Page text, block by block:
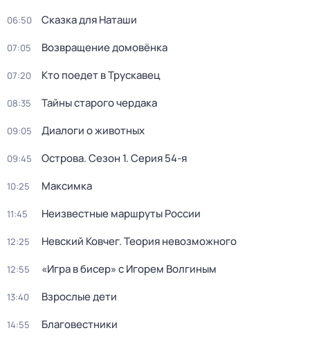
06:50 Сказка для Наташи
07:05 Возвращение домовёнка
07:20 Кто поедет в Трускавец
08:35 Тайны старого чердака
09:05 Диалоги о животных
09:45 Острова. Сезон 1. Серия 54-я
10:25 Максимка
11:45 Неизвестные маршруты России
12:25 Невский Ковчег. Теория невозможного
12:55 «Игра в бисер» с Игорем Волгиным
13:40 Взрослые дети
14:55 Благовестники